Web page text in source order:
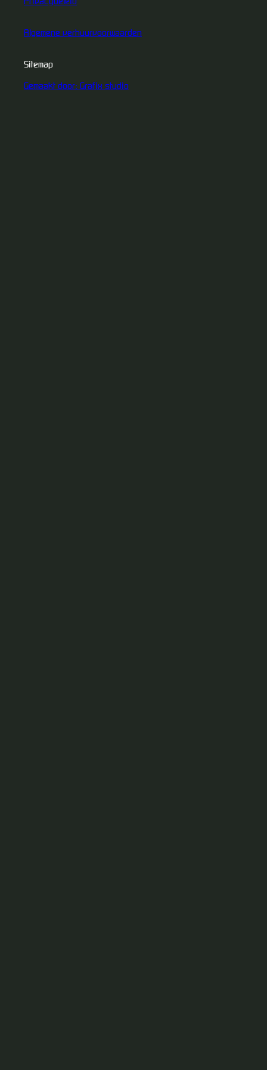
Algemene verhuurvoorwaarden
Sitemap
Gemaakt door: Grafix studio